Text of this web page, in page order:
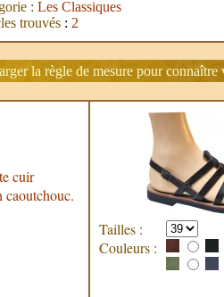
: Les Classiques
trouvés : 2
la règle de mesure pour connaître
cuir
caoutchouc.
Tailles :
Couleurs :